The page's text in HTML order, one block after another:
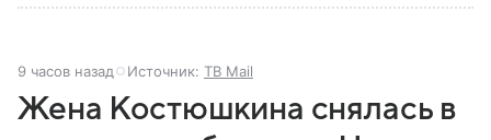
9 часов назад Источник: ТВ Mail
Жена Костюшкина снялась в